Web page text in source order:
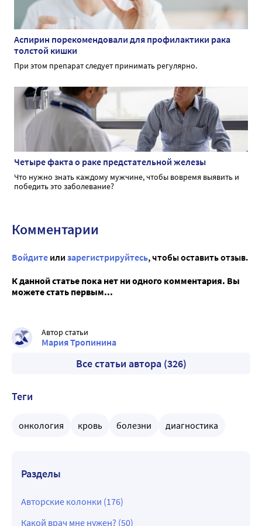
Аспирин порекомендовали для профилактики рака
толстой кишки
При этом препарат следует принимать регулярно.
Четыре факта о раке предстательной железы
Что нужно знать каждому мужчине, чтобы вовремя выявить и
победить это заболевание?
Комментарии
Войдите или зарегистрируйтесь, чтобы оставить отзыв.
К данной статье пока нет ни одного комментария. Вы
можете стать первым...
Автор статьи
Мария Тропинина
Все статьи автора (326)
Теги
онкология кровь болезни диагностика
Разделы
Авторские колонки (176)
Какой врач мне нужен? (50)